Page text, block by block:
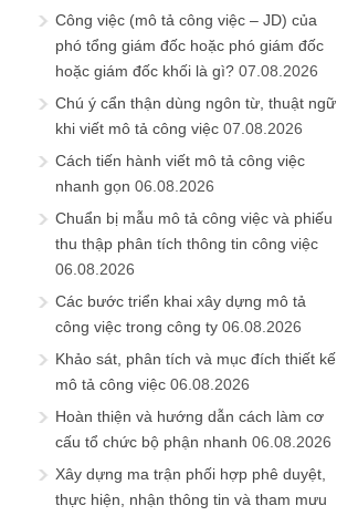
Công việc (mô tả công việc – JD) của
phó tổng giám đốc hoặc phó giám đốc
hoặc giám đốc khối là gì? 07.08.2026
Chú ý cẩn thận dùng ngôn từ, thuật ngữ
khi viết mô tả công việc 07.08.2026
Cách tiến hành viết mô tả công việc
nhanh gọn 06.08.2026
Chuẩn bị mẫu mô tả công việc và phiếu
thu thập phân tích thông tin công việc
06.08.2026
Các bước triển khai xây dựng mô tả
công việc trong công ty 06.08.2026
Khảo sát, phân tích và mục đích thiết kế
mô tả công việc 06.08.2026
Hoàn thiện và hướng dẫn cách làm cơ
cấu tổ chức bộ phận nhanh 06.08.2026
Xây dựng ma trận phối hợp phê duyệt,
thực hiện, nhận thông tin và tham mưu